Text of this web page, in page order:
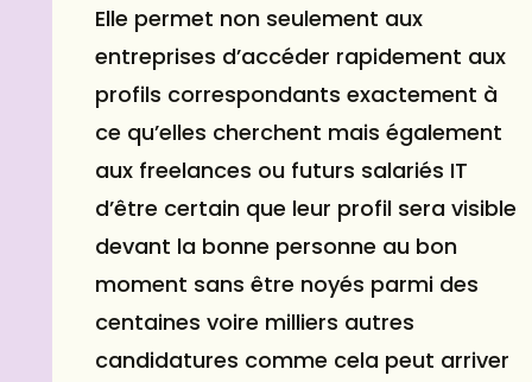
Elle permet non seulement aux
entreprises d’accéder rapidement aux
profils correspondants exactement à
ce qu’elles cherchent mais également
aux freelances ou futurs salariés IT
d’être certain que leur profil sera visible
devant la bonne personne au bon
moment sans être noyés parmi des
centaines voire milliers autres
candidatures comme cela peut arriver